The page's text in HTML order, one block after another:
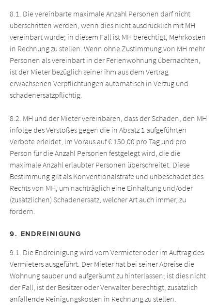
8.1. Die vereinbarte maximale Anzahl Personen darf nicht
überschritten werden, wenn dies nicht ausdrücklich mit MH
vereinbart wurde; in diesem Fall ist MH berechtigt, Mehrkosten
in Rechnung zu stellen. Wenn ohne Zustimmung von MH mehr
Personen als vereinbart in der Ferienwohnung übernachten,
ist der Mieter bezüglich seiner ihm aus dem Vertrag
erwachsenen Verpflichtungen automatisch in Verzug und
schadenersatzpflichtig.
8.2. MH und der Mieter vereinbaren, dass der Schaden, den MH
infolge des Verstoßes gegen die in Absatz 1 aufgeführten
Verbote erleidet, im Voraus auf € 150,00 pro Tag und pro
Person für die Anzahl Personen festgelegt wird, die die
maximale Anzahl erlaubter Personen überschreitet. Diese
Bestimmung gilt als Konventionalstrafe und unbeschadet des
Rechts von MH, um nachträglich eine Einhaltung und/oder
(zusätzlichen) Schadenersatz, welcher Art auch immer, zu
fordern.
9. ENDREINIGUNG
9.1. Die Endreinigung wird vom Vermieter oder im Auftrag des
Vermieters ausgeführt. Der Mieter hat bei seiner Abreise die
Wohnung sauber und aufgeräumt zu hinterlassen; ist dies nicht
der Fall, ist der Besitzer oder Verwalter berechtigt, zusätzlich
anfallende Reinigungskosten in Rechnung zu stellen.